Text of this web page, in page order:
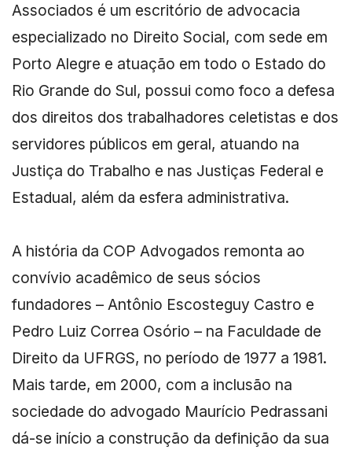
Associados é um escritório de advocacia
especializado no Direito Social, com sede em
Porto Alegre e atuação em todo o Estado do
Rio Grande do Sul, possui como foco a defesa
dos direitos dos trabalhadores celetistas e dos
servidores públicos em geral, atuando na
Justiça do Trabalho e nas Justiças Federal e
Estadual, além da esfera administrativa.
A história da COP Advogados remonta ao
convívio acadêmico de seus sócios
fundadores – Antônio Escosteguy Castro e
Pedro Luiz Correa Osório – na Faculdade de
Direito da UFRGS, no período de 1977 a 1981.
Mais tarde, em 2000, com a inclusão na
sociedade do advogado Maurício Pedrassani
dá-se início a construção da definição da sua